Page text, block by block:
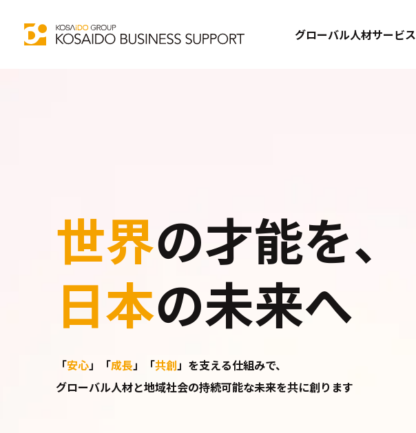
グローバル人材サービス
世界の才能を、
日本の未来へ
「安心」「成長」「共創」を支える仕組みで、
グローバル人材と地域社会の持続可能な未来を共に創ります